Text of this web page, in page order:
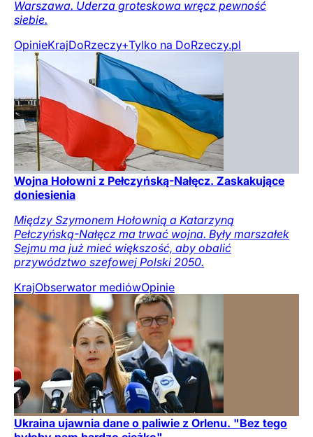
Warszawa. Uderza groteskowa wręcz pewność
siebie.
OpinieKrajDoRzeczy+Tylko na DoRzeczy.pl
Wojna Hołowni z Pełczyńską-Nałęcz. Zaskakujące
doniesienia
Między Szymonem Hołownią a Katarzyną
Pełczyńską-Nałęcz ma trwać wojna. Były marszałek
Sejmu ma już mieć większość, aby obalić
przywództwo szefowej Polski 2050.
KrajObserwator mediówOpinie
Ukraina ujawnia dane o paliwie z Orlenu. "Bez tego